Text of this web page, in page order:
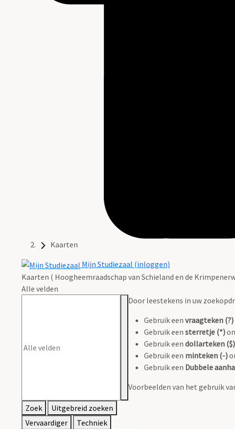
Kaarten
Mijn Studiezaal (inloggen)
Kaarten ( Hoogheemraadschap van Schieland en de
Alle velden
Door leestekens in uw
Gebruik een vraagteken (?)
Gebruik een sterretje (*)
Gebruik een dollarteken ($)
Gebruik een minteken (-)
Gebruik een Dubbele
Voorbeelden van het gebruik
Zoek
Uitgebreid zoeken
Vervaardiger
Techniek